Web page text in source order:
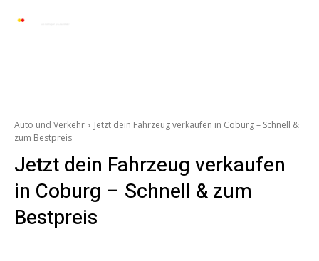
Auto und Verkehr
Jetzt dein Fahrzeug verkaufen in Coburg – Schnell &
zum Bestpreis
Jetzt dein Fahrzeug verkaufen
in Coburg – Schnell & zum
Bestpreis